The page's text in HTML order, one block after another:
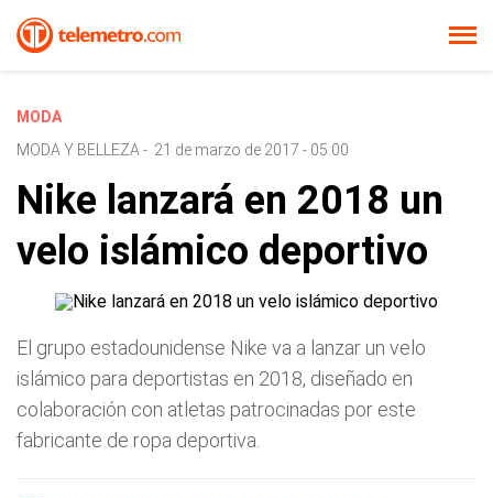
MODA
MODA Y BELLEZA - 21 de marzo de 2017 - 05:00
Nike lanzará en 2018 un
velo islámico deportivo
El grupo estadounidense Nike va a lanzar un velo
islámico para deportistas en 2018, diseñado en
colaboración con atletas patrocinadas por este
fabricante de ropa deportiva.